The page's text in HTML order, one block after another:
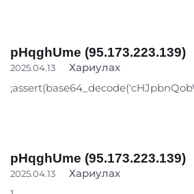
pHqghUme (95.173.223.139)
2025.04.13
Хариулах
pHqghUme (95.173.223.139)
2025.04.13
Хариулах